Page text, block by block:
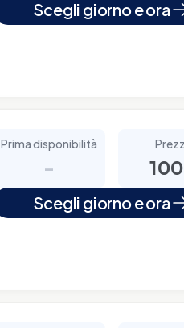
Scegli giorno e ora
Prima disponibilità
-
Scegli giorno e ora